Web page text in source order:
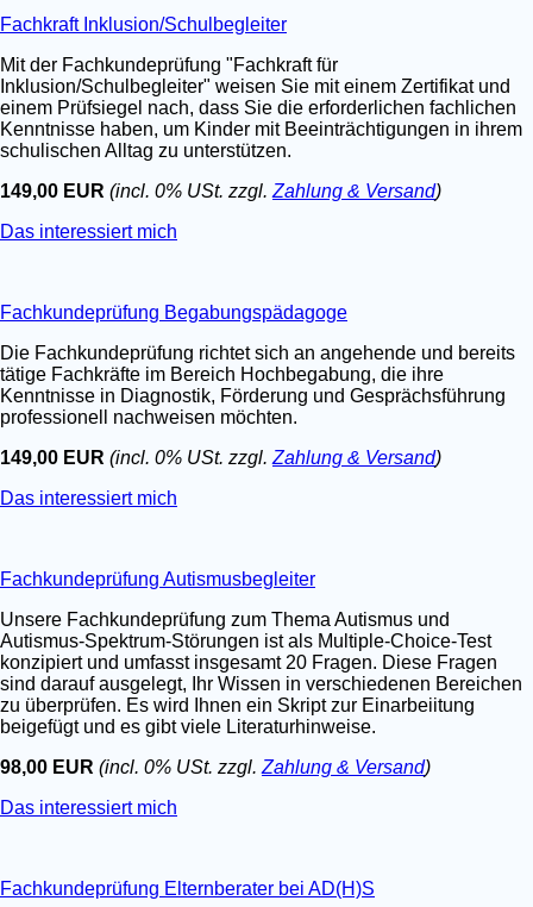
Fachkraft Inklusion/Schulbegleiter
Mit der Fachkundeprüfung "Fachkraft für
Inklusion/Schulbegleiter" weisen Sie mit einem Zertifikat und
einem Prüfsiegel nach, dass Sie die erforderlichen fachlichen
Kenntnisse haben, um Kinder mit Beeinträchtigungen in ihrem
schulischen Alltag zu unterstützen.
149,00 EUR (incl. 0% USt. zzgl. Zahlung & Versand)
Das interessiert mich
Fachkundeprüfung Begabungspädagoge
Die Fachkundeprüfung richtet sich an angehende und bereits
tätige Fachkräfte im Bereich Hochbegabung, die ihre
Kenntnisse in Diagnostik, Förderung und Gesprächsführung
professionell nachweisen möchten.
149,00 EUR (incl. 0% USt. zzgl. Zahlung & Versand)
Das interessiert mich
Fachkundeprüfung Autismusbegleiter
Unsere Fachkundeprüfung zum Thema Autismus und
Autismus-Spektrum-Störungen ist als Multiple-Choice-Test
konzipiert und umfasst insgesamt 20 Fragen. Diese Fragen
sind darauf ausgelegt, Ihr Wissen in verschiedenen Bereichen
zu überprüfen. Es wird Ihnen ein Skript zur Einarbeiitung
beigefügt und es gibt viele Literaturhinweise.
98,00 EUR (incl. 0% USt. zzgl. Zahlung & Versand)
Das interessiert mich
Fachkundeprüfung Elternberater bei AD(H)S